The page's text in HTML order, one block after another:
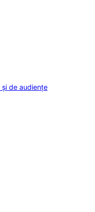
de audiențe